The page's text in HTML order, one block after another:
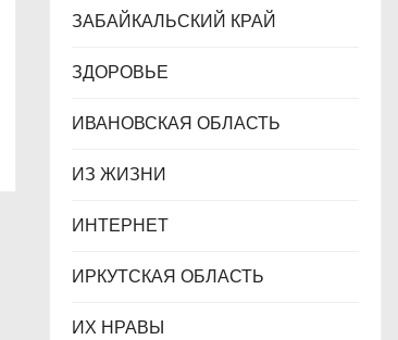
ЗАБАЙКАЛЬСКИЙ КРАЙ
ЗДОРОВЬЕ
ИВАНОВСКАЯ ОБЛАСТЬ
ИЗ ЖИЗНИ
ИНТЕРНЕТ
ИРКУТСКАЯ ОБЛАСТЬ
ИХ НРАВЫ